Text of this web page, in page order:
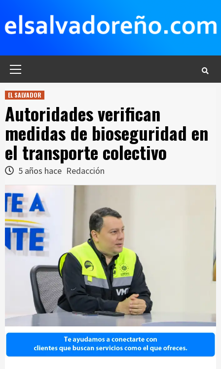
contenido
EL SALVADOR
Autoridades verifican
medidas de bioseguridad en
el transporte colectivo
5 años hace Redacción